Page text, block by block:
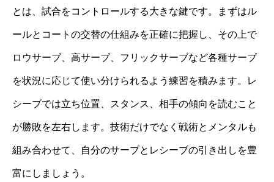
とは、試合をコントロールする大きな鍵です。まずはル
ールとコートの交替の仕組みを正確に把握し、その上で
ロウサーブ、高サーブ、フリックサーブなど各種サーブ
を状況に応じて使い分けられるよう練習を積みます。レ
シーブでは立ち位置、スタンス、相手の傾向を読むこと
が勝敗を左右します。技術だけでなく戦術とメンタルも
組み合わせて、自分のサーブとレシーブの引き出しを豊
富にしましょう。